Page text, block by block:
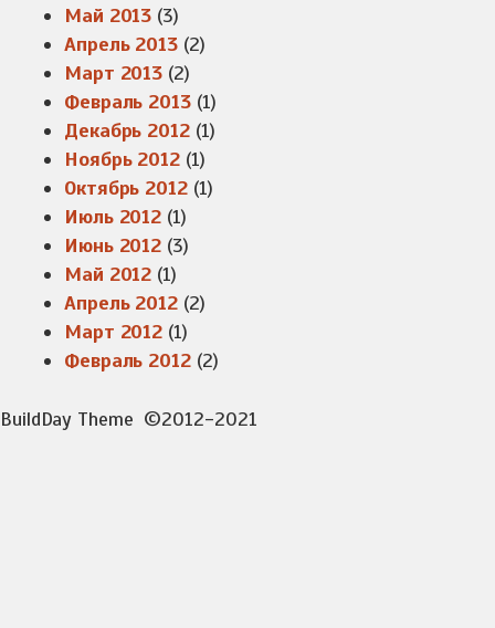
Май 2013 (3)
Апрель 2013(2)
Март 2013 (2)
Февраль 2013(1)
Декабрь 2012(1)
Ноябрь 2012(1)
Октябрь 2012(1)
Июль 2012 (1)
Июнь 2012 (3)
Май 2012 (1)
Апрель 2012(2)
Март 2012 (1)
Февраль 2012(2)
BuildDay Theme ©2012-2021